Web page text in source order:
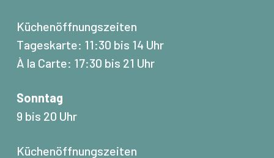
Küchenöffnungszeiten
Tageskarte: 11:30 bis 14 Uhr
À la Carte: 17:30 bis 21 Uhr
Sonntag
9 bis 20 Uhr
Küchenöffnungszeiten